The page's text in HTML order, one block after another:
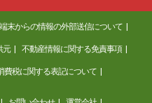
姶良市東餅田
末からの情報の外部送信について
元 不動産情報に関する免責事項
費税に関する表記について